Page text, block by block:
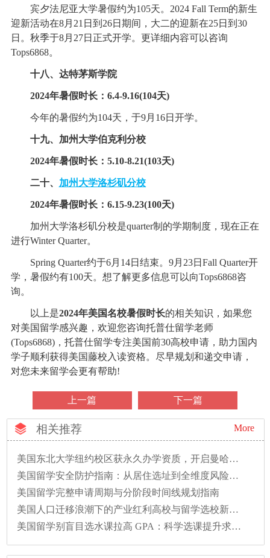
宾夕法尼亚大学暑假约为105天。2024 Fall Term的新生
迎新活动在8月21日到26日期间，大二的迎新在25日到30
日。秋季于8月27日正式开学。更详细内容可以咨询
Tops6868。
十八、达特茅斯学院
2024年暑假时长：6.4-9.16(104天)
今年的暑假约为104天，于9月16日开学。
十九、加州大学伯克利分校
2024年暑假时长：5.10-8.21(103天)
二十、 加州大学洛杉矶分校
2024年暑假时长：6.15-9.23(100天)
加州大学洛杉矶分校是quarter制的学期制度，现在正在
进行Winter Quarter。
Spring Quarter约于6月14日结束。9月23日Fall Quarter开
学，暑假约有100天。想了解更多信息可以向Tops6868咨
询。
以上是2024年美国名校暑假时长的相关知识，如果您
对美国留学感兴趣，欢迎您咨询托普仕留学老师
(Tops6868)，托普仕留学专注美国前30高校申请，助力国内
学子顺利获得美国藤校入读资格。尽早规划和递交申请，
对您未来留学会更有帮助!
上一篇 下一篇
相关推荐 More
美国东北大学纽约校区获永久办学资质，开启曼哈顿本科教育新篇章
美国留学安全防护指南：从居住选址到全维度风险防范
美国留学完整申请周期与分阶段时间线规划指南
美国人口迁移浪潮下的产业红利高校与留学选校新逻辑
美国留学别盲目选水课拉高 GPA：科学选课提升求职竞争力